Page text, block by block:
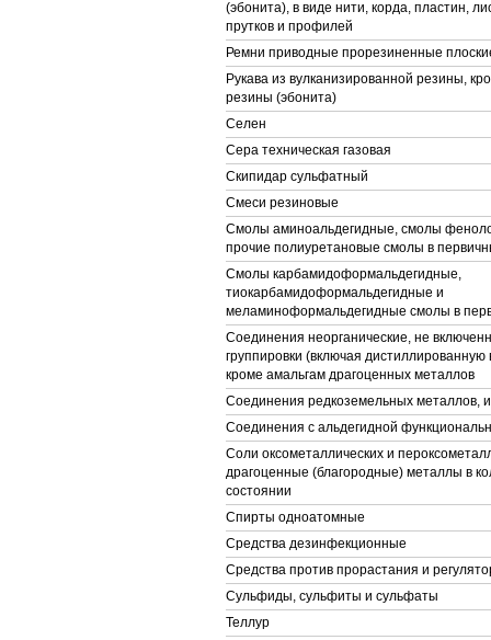
(эбонита), в виде нити, корда, пластин,
прутков и профилей
Ремни приводные прорезиненные
Рукава из вулканизированной резины,
резины (эбонита)
Селен
Сера техническая газовая
Скипидар сульфатный
Смеси резиновые
Смолы аминоальдегидные, смолы
прочие полиуретановые смолы в
Смолы карбамидоформальдегидные,
тиокарбамидоформальдегидные и
меламиноформальдегидные смолы в
Соединения неорганические, не
группировки (включая
кроме амальгам драгоценных металлов
Соединения редкоземельных металлов,
Соединения с альдегидной
Соли оксометаллических и
драгоценные (благородные) металлы в
состоянии
Спирты одноатомные
Средства дезинфекционные
Средства против прорастания и
Сульфиды, сульфиты и сульфаты
Теллур